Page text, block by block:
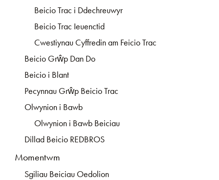
Beicio Trac i Ddechreuwyr
Beicio Trac Ieuenctid
Cwestiynau Cyffredin am Feicio Trac
Beicio Grŵp Dan Do
Beicio i Blant
Pecynnau Grŵp Beicio Trac
Olwynion i Bawb
Olwynion i Bawb Beiciau
Dillad Beicio REDBROS
Momentwm
Sgiliau Beiciau Oedolion